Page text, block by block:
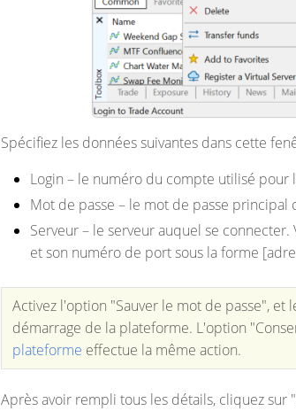
Spécifiez les données suivantes dans cette
Login – le numéro du compte utilisé pour
Mot de passe – le mot de passe principal
Serveur– le serveur auquel se connecter.
et son numéro de port sous la forme
Activez l'option "Sauver le mot de passe",
démarrage de la plateforme. L'option
plateforme effectue la même action.
Après avoir rempli tous les détails, cliquez sur